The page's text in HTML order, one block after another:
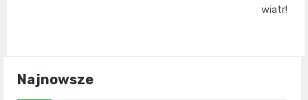
wiatr!
Najnowsze